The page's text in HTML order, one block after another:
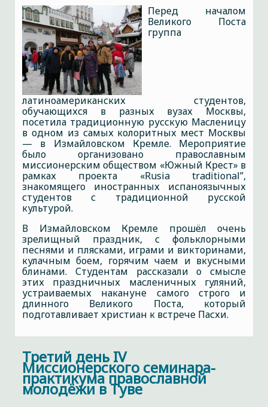
Перед началом
Великого Поста
группа
латиноамериканских студентов,
обучающихся в разных вузах Москвы,
посетила традиционную русскую Масленицу
в одном из самых колоритных мест Москвы
— в Измайловском Кремле. Мероприятие
было организовано православным
миссионерским обществом «Южный Крест» в
рамках проекта «Rusia traditional”,
знакомящего иностранных испаноязычных
студентов с традиционной русской
культурой.
В Измайловском Кремле прошёл очень
зрелищный праздник, с фольклорными
песнями и плясками, играми и викторинами,
кулачным боем, горячим чаем и вкусными
блинами. Студентам рассказали о смысле
этих праздничных масленичных гуляний,
устраиваемых накануне самого строго и
длинного Великого Поста, который
подготавливает христиан к встрече Пасхи.
Третий день IV
Миссионерского семинара-
практикума православной
молодёжи в Туве